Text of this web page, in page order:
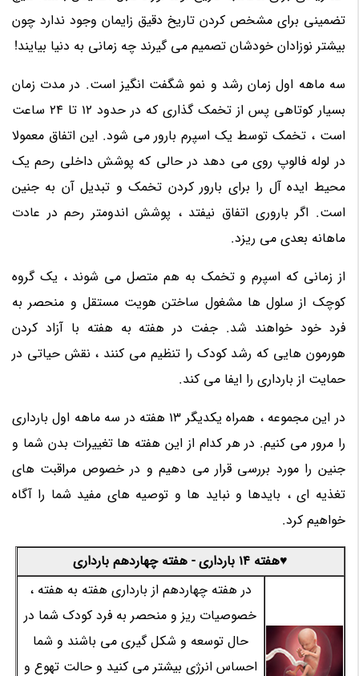
تضمینی برای مشخص کردن تاریخ دقیق زایمان وجود ندارد چون
بیشتر نوزادان خودشان تصمیم می گیرند چه زمانی به دنیا بیایند!
سه ماهه اول زمان رشد و نمو شگفت انگیز است. در مدت زمان
بسیار کوتاهی پس از تخمک گذاری که در حدود 12 تا 24 ساعت
است ، تخمک توسط یک اسپرم بارور می شود. این اتفاق معمولا
در لوله فالوپ روی می دهد در حالی که پوشش داخلی رحم یک
محیط ایده آل را برای بارور کردن تخمک و تبدیل آن به جنین
است. اگر باروری اتفاق نیفتد ، پوشش اندومتر رحم در عادت
ماهانه بعدی می ریزد.
از زمانی که اسپرم و تخمک به هم متصل می شوند ، یک گروه
کوچک از سلول ها مشغول ساختن هویت مستقل و منحصر به
فرد خود خواهند شد. جفت در هفته به هفته با آزاد کردن
هورمون هایی که رشد کودک را تنظیم می کنند ، نقش حیاتی در
حمایت از بارداری را ایفا می کند.
در این مجموعه ، همراه یکدیگر 13 هفته در سه ماهه اول بارداری
را مرور می کنیم. در هر کدام از این هفته ها تغییرات بدن شما و
جنین را مورد بررسی قرار می دهیم و در خصوص مراقبت های
تغذیه ای ، بایدها و نباید ها و توصیه های مفید شما را آگاه
خواهیم کرد.
♥هفته 14 بارداری - هفته چهاردهم بارداری
در هفته چهاردهم از بارداری هفته به هفته ،
خصوصیات ریز و منحصر به فرد کودک شما در
حال توسعه و شکل گیری می باشند و شما
احساس انرژی بیشتر می کنید و حالت تهوع و